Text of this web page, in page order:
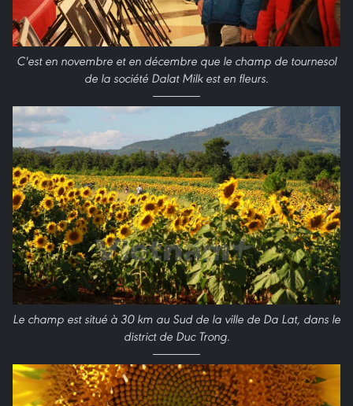
C'est en novembre et en décembre que le champ de tournesol
de la société Dalat Milk est en fleurs.
Le champ est situé à 30 km au Sud de la ville de Da Lat, dans le
district de Duc Trong.